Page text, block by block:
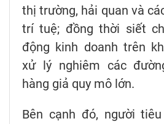
thị trường, hải quan và
trí tuệ; đồng thời siết
động kinh doanh trên
xử lý nghiêm các
hàng giả quy mô lớn.
Bên cạnh đó, người